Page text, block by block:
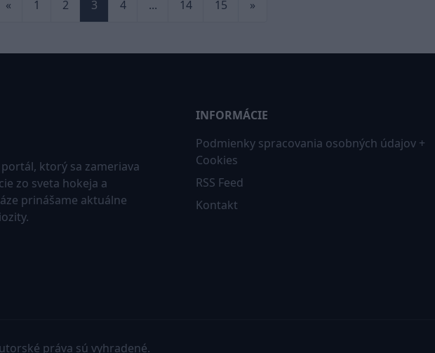
« 1 2 3 4 ... 14 15 »
ktorý sa zameriava
zo sveta hokeja a
prinášame aktuálne
INFORMÁCIE
Podmienky spracovania osobných údajov +
Cookies
RSS Feed
Kontakt
práva sú vyhradené.